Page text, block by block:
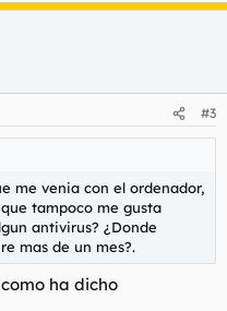
#3
me venia con el ordenador,
tampoco me gusta
antivirus? ¿Donde
mas de un mes?.
ha dicho